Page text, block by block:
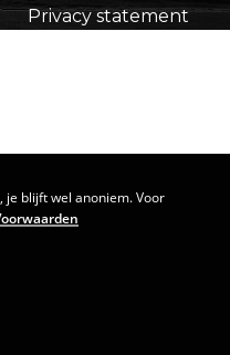
je blijft wel anoniem. Voor
Privacy statement